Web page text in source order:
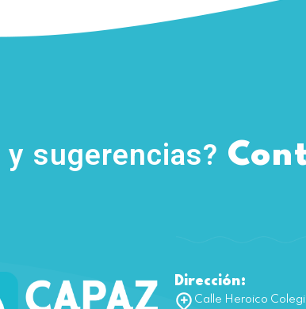
y sugerencias?
Dirección:
Calle Heroico